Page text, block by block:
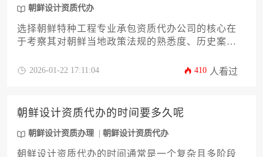
朝鲜设计资质代办
选择朝鲜特种工程专业承包资质代办公司的核心在
于考察其对朝鲜当地政策法规的熟悉度、历史案例
比对、合同细节审核等系统性评估方式筛选具备实
2026-01-22 17:11:04 410 人看过
朝鲜设计资质代办的时间要多久呢
朝鲜设计资质办理 朝鲜设计资质代办
朝鲜设计资质代办的时间通常是一个复杂且多阶段